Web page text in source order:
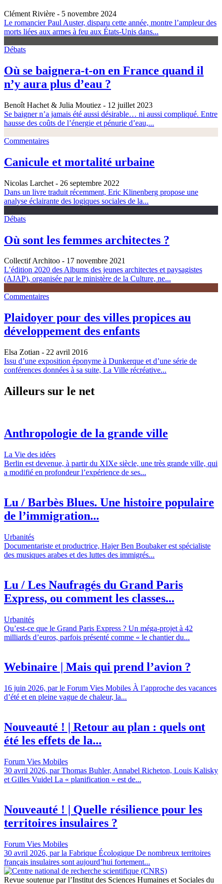
Clément Rivière - 5 novembre 2024
Le romancier Paul Auster, disparu cette année, montre l’ampleur des
morts liées aux armes à feu aux États-Unis dans...
Débats
Où se baignera-t-on en France quand il
n’y aura plus d’eau ?
Benoît Hachet & Julia Moutiez - 12 juillet 2023
Se baigner n’a jamais été aussi désirable… ni aussi compliqué. Entre
hausse des coûts de l’énergie et pénurie d’eau,...
Commentaires
Canicule et mortalité urbaine
Nicolas Larchet - 26 septembre 2022
Dans un livre traduit récemment, Eric Klinenberg propose une
analyse éclairante des logiques sociales de la...
Débats
Où sont les femmes architectes ?
Collectif Architoo - 17 novembre 2021
L’édition 2020 des Albums des jeunes architectes et paysagistes
(AJAP), organisée par le ministère de la Culture, ne...
Commentaires
Plaidoyer pour des villes propices au
développement des enfants
Elsa Zotian - 22 avril 2016
Issu d’une exposition éponyme à Dunkerque et d’une série de
conférences données à sa suite, La Ville récréative...
Ailleurs sur le net
Anthropologie de la grande ville
La Vie des idées
Berlin est devenue, à partir du XIXe siècle, une très grande ville, qui
a modifié en profondeur l’expérience de ses...
Lu / Barbès Blues. Une histoire populaire
de l’immigration...
Urbanités
Documentariste et productrice, Hajer Ben Boubaker est spécialiste
des musiques arabes et des luttes des immigrés...
Lu / Les Naufragés du Grand Paris
Express, ou comment les classes...
Urbanités
Qu’est-ce que le Grand Paris Express ? Un méga-projet à 42
milliards d’euros, parfois présenté comme « le chantier du...
Webinaire | Mais qui prend l’avion ?
16 juin 2026, par le Forum Vies Mobiles À l’approche des vacances
d’été et en pleine vague de chaleur, la...
Nouveauté ! | Retour au plan : quels ont
été les effets de la...
Forum Vies Mobiles
30 avril 2026, par Thomas Buhler, Annabel Richeton, Louis Kalisky
et Gilles Vuidel La « planification » est de...
Nouveauté ! | Quelle résilience pour les
territoires insulaires ?
Forum Vies Mobiles
30 avril 2026, par la Fabrique Écologique De nombreux territoires
français insulaires sont aujourd’hui fortement...
Revue soutenue par l’Institut des Sciences Humaines et Sociales du